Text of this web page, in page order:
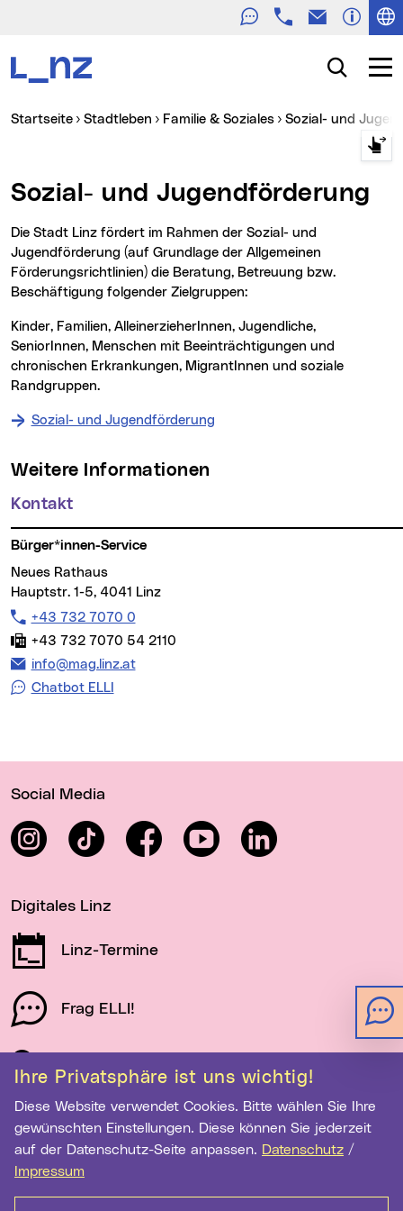
Ihre Privatsphäre ist uns wichtig!
Diese Website verwendet Cookies. Bitte wählen Sie Ihre
gewünschten Einstellungen. Diese können Sie jederzeit
auf der Datenschutz-Seite anpassen. Datenschutz /
Impressum
TelefonE-Mail
Suche
Sie sind hier:
Startseite Stadtleben Familie & Soziales Sozial- und
Sozial- und Jugendförderung
Die Stadt Linz fördert im Rahmen der Sozial- und
Jugendförderung (auf Grundlage der Allgemeinen
Förderungsrichtlinien) die Beratung, Betreuung bzw.
Beschäftigung folgender Zielgruppen:
Kinder, Familien, AlleinerzieherInnen, Jugendliche,
SeniorInnen, Menschen mit Beeinträchtigungen und
chronischen Erkrankungen, MigrantInnen und soziale
Randgruppen.
Sozial- und Jugendförderung
Weitere Informationen
Kontakt
Bürger*innen-Service
Neues Rathaus
Hauptstr. 1-5, 4041 Linz
Telefon:
+43 732 7070 0
Fax:
+43 732 7070 54 2110
E-Mail Adresse:
info@mag.linz.at
Chatbot ELLI
Social Media
InstagramTikTok FacebookYouTube LinkedIn
Digitales Linz
Linz-Termine
Frag ELLI!
Schau auf Linz
Newsletter-Anmeldung
E-Mail-Adresse eingeben